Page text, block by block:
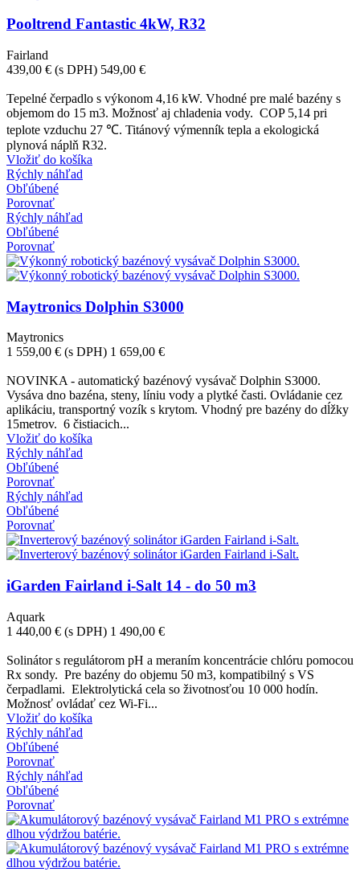
Pooltrend Fantastic 4kW, R32
Fairland
439,00 € (s DPH) 549,00 €
Tepelné čerpadlo s výkonom 4,16 kW. Vhodné pre malé bazény s
objemom do 15 m3. Možnosť aj chladenia vody. COP 5,14 pri
teplote vzduchu 27 ℃. Titánový výmenník tepla a ekologická
plynová náplň R32.
Vložiť do košíka
Rýchly náhľad
Obľúbené
Porovnať
Rýchly náhľad
Obľúbené
Porovnať
Maytronics Dolphin S3000
Maytronics
1 559,00 € (s DPH) 1 659,00 €
NOVINKA - automatický bazénový vysávač Dolphin S3000.
Vysáva dno bazéna, steny, líniu vody a plytké časti. Ovládanie cez
aplikáciu, transportný vozík s krytom. Vhodný pre bazény do dĺžky
15metrov. 6 čistiacich...
Vložiť do košíka
Rýchly náhľad
Obľúbené
Porovnať
Rýchly náhľad
Obľúbené
Porovnať
iGarden Fairland i-Salt 14 - do 50 m3
Aquark
1 440,00 € (s DPH) 1 490,00 €
Solinátor s regulátorom pH a meraním koncentrácie chlóru pomocou
Rx sondy. Pre bazény do objemu 50 m3, kompatibilný s VS
čerpadlami. Elektrolytická cela so životnosťou 10 000 hodín.
Možnosť ovládať cez Wi-Fi...
Vložiť do košíka
Rýchly náhľad
Obľúbené
Porovnať
Rýchly náhľad
Obľúbené
Porovnať